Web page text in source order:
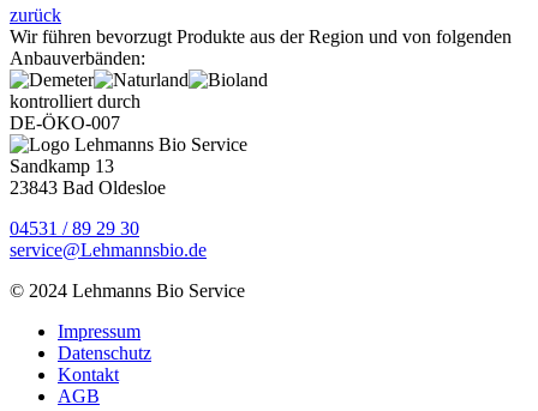
zurück
Wir führen bevorzugt Produkte aus der Region und von folgenden
Anbauverbänden:
kontrolliert durch
DE-ÖKO-007
Sandkamp 13
23843 Bad Oldesloe
04531 / 89 29 30
service@Lehmannsbio.de
© 2024 Lehmanns Bio Service
Impressum
Datenschutz
Kontakt
AGB